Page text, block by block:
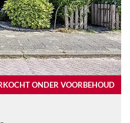
ONDER VOORBEHOUD